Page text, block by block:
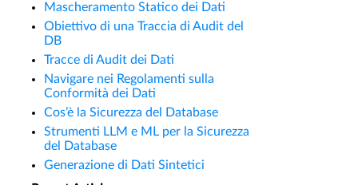
Mascheramento Statico dei Dati
Obiettivo di una Traccia di Audit del
DB
Tracce di Audit dei Dati
Navigare nei Regolamenti sulla
Conformità dei Dati
Cos’è la Sicurezza del Database
Strumenti LLM e ML per la Sicurezza
del Database
Generazione di Dati Sintetici